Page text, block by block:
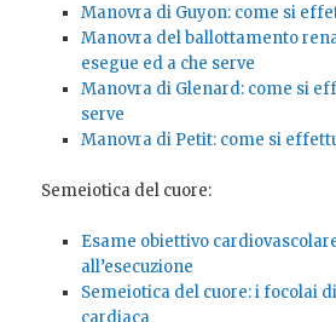
Manovra di Guyon: come si
Manovra del ballottamento
esegue ed a che serve
Manovra di Glenard: come si
serve
Manovra di Petit: come si
Semeiotica del cuore:
Esame obiettivo
all’esecuzione
Semeiotica del cuore: i focolai